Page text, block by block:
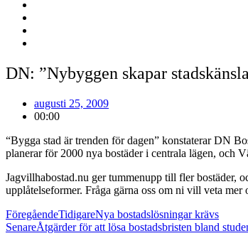
DN: ”Nybyggen skapar
augusti 25, 2009
00:00
“Bygga stad är trenden för dagen” konstaterarDN
planerar för 2000 nya bostäder i centrala lägen, och
Jagvillhabostad.nu ger tummenupp till fler bostäder,
upplåtelseformer. Fråga gärna oss om ni vill veta
FöregåendeTidigareNya bostadslösningar krävs
SenareÅtgärder för att lösa bostadsbristen bland